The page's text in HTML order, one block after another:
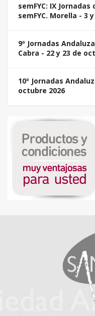
semFYC: IX
semFYC. Morella - 3
9º Jornadas
Cabra - 22 y 23 de
10º Jornadas
octubre 2026